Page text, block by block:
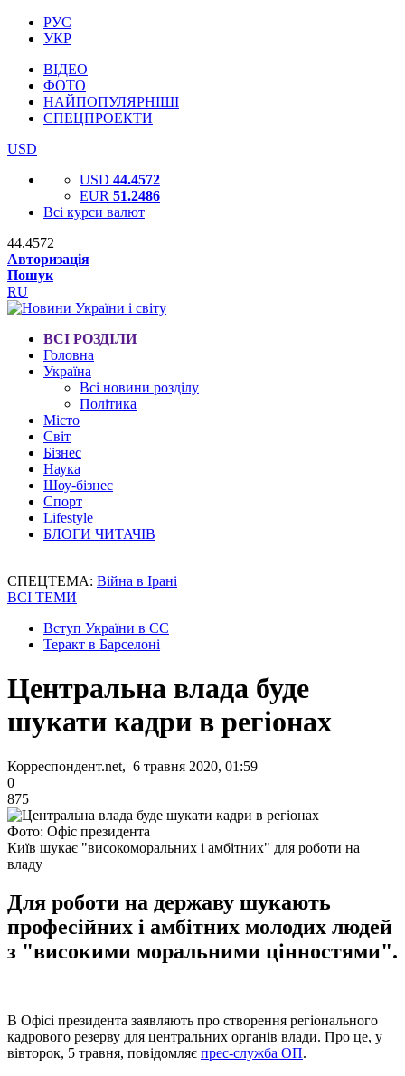
РУС
УКР
ВІДЕО
ФОТО
НАЙПОПУЛЯРНІШІ
СПЕЦПРОЕКТИ
USD
USD 44.4572
EUR 51.2486
Всі курси валют
44.4572
Авторизація
Пошук
RU
ВСІ РОЗДІЛИ
Головна
Україна
Всі новини розділу
Політика
Місто
Світ
Бізнес
Наука
Шоу-бізнес
Спорт
Lifestyle
БЛОГИ ЧИТАЧІВ
СПЕЦТЕМА: Війна в Ірані
ВСІ ТЕМИ
Вступ України в ЄС
Теракт в Барселоні
Центральна влада буде
шукати кадри в регіонах
Корреспондент.net, 6 травня 2020, 01:59
0
875
Фото: Офіс президента
Київ шукає "високоморальних і амбітних" для роботи на
владу
Для роботи на державу шукають
професійних і амбітних молодих людей
з "високими моральними цінностями".
В Офісі президента заявляють про створення регіонального
кадрового резерву для центральних органів влади. Про це, у
вівторок, 5 травня, повідомляє прес-служба ОП.